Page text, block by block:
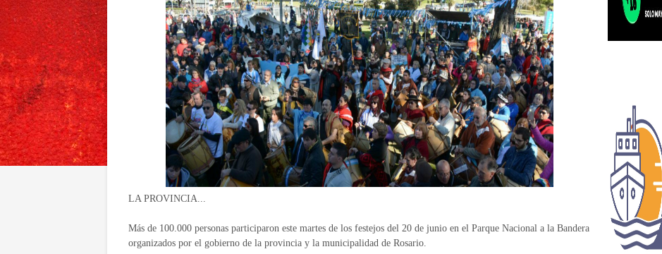
LA PROVINCIA...
Más de 100.000 personas participaron este martes de los festejos del 20 de junio en el Parque Nacional a la Bandera
organizados por el gobierno de la provincia y la municipalidad de Rosario.